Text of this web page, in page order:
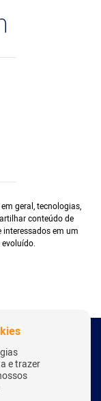
geral, tecnologias,
conteúdo de
em um
e trazer